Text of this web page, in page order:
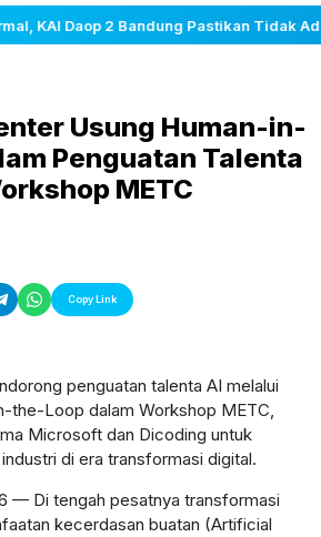
Ada Kerusakan Prasarana maupun
Usung Human-in-
Penguatan Talenta
METC
Copy Link
penguatan talenta AI melalui
the-Loop dalam Workshop METC,
Microsoft dan Dicoding untuk
di era transformasi digital.
— Di tengah pesatnya transformasi
kecerdasan buatan (Artificial